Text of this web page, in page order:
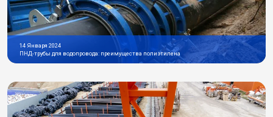
14 Января 2024
ПНД-трубы для водопровода: преимущества полиэтилена